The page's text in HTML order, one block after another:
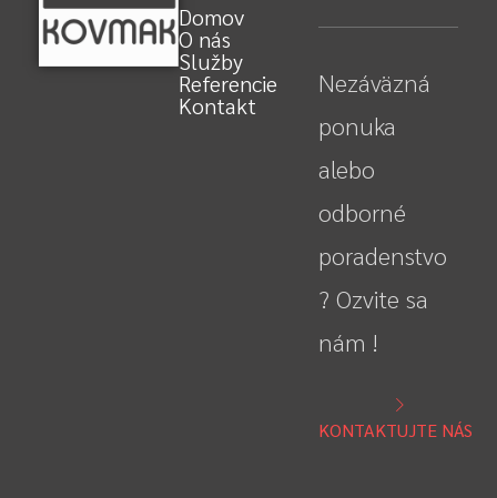
Domov
O nás
Služby
Referencie
Kontakt
Nezáväzná
ponuka
alebo
odborné
poradenstvo
? Ozvite sa
nám !
KONTAKTUJTE NÁS